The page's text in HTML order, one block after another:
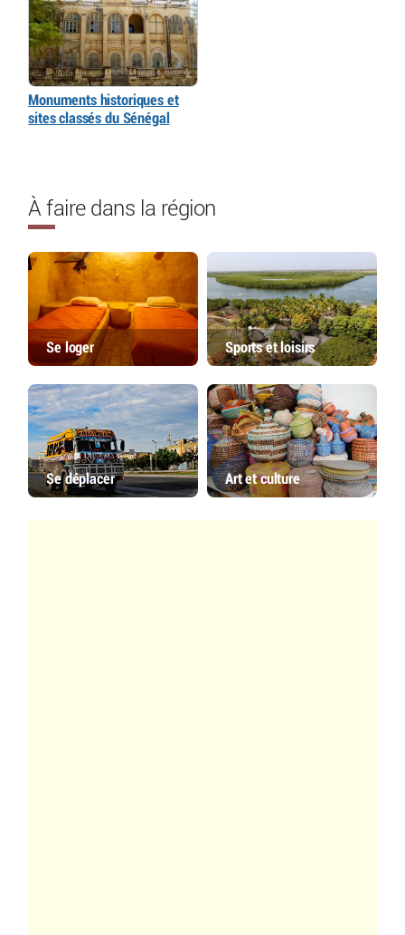
Monuments historiques et
sites classés du Sénégal
À faire dans la région
Se loger Sports et loisirs
Se déplacer Art et culture